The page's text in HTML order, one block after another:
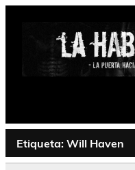
Saltar
Psychedelic, Stoner,
Etiqueta: Will Haven